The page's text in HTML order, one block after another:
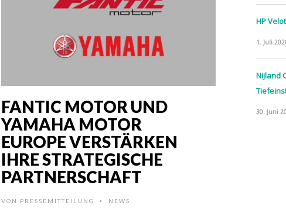
FANTIC MOTOR UND
YAMAHA MOTOR
EUROPE VERSTÄRKEN
IHRE STRATEGISCHE
PARTNERSCHAFT
VON PRESSEMITTEILUNG • NEWS
HP
1. Juli
Nijland
30. Juni